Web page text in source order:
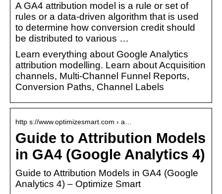
A GA4 attribution model is a rule or set of
rules or a data-driven algorithm that is used
to determine how conversion credit should
be distributed to various …
Learn everything about Google Analytics
attribution modelling. Learn about Acquisition
channels, Multi-Channel Funnel Reports,
Conversion Paths, Channel Labels
http s://www.optimizesmart.com › a…
Guide to Attribution Models
in GA4 (Google Analytics 4)
Guide to Attribution Models in GA4 (Google
Analytics 4) – Optimize Smart